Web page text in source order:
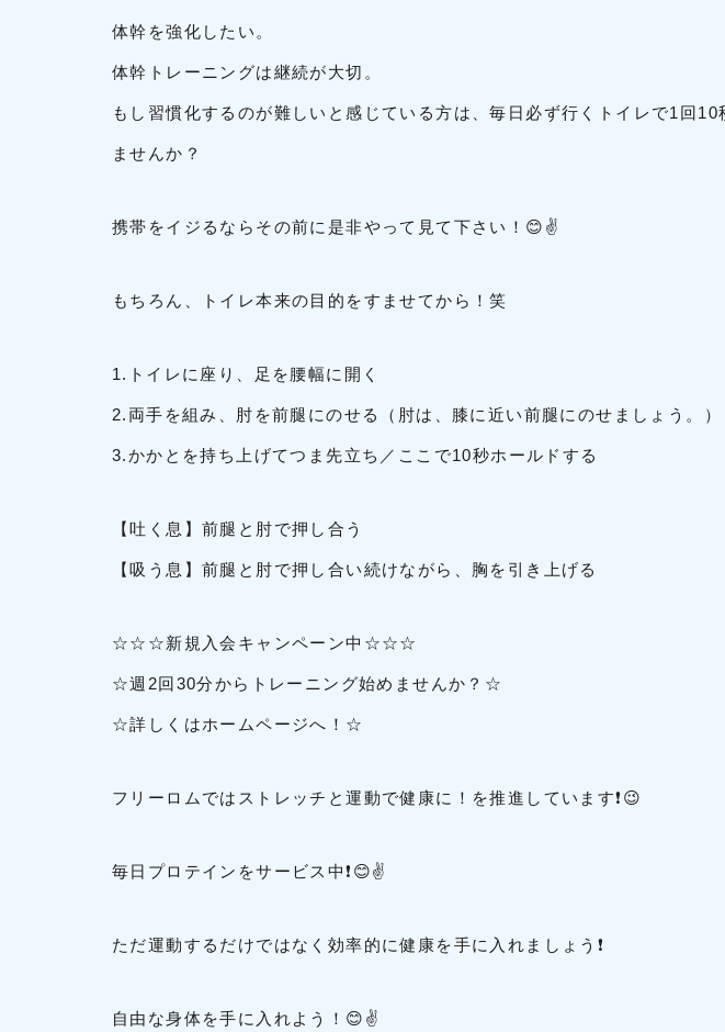
体幹を強化したい。
体幹トレーニングは継続が大切。
もし習慣化するのが難しいと感じている方は、毎日必ず行くトイレで1回
ませんか？
携帯をイジるならその前に是非やって見て下さい！😊✌
もちろん、トイレ本来の目的をすませてから！笑
1.トイレに座り、足を腰幅に開く
2.両手を組み、肘を前腿にのせる（肘は、膝に近い前腿にのせましょう。）
3.かかとを持ち上げてつま先立ち／ここで10秒ホールドする
【吐く息】前腿と肘で押し合う
【吸う息】前腿と肘で押し合い続けながら、胸を引き上げる
☆☆☆新規入会キャンペーン中☆☆☆
☆週2回30分からトレーニング始めませんか？☆
☆詳しくはホームページへ！☆
フリーロムではストレッチと運動で健康に！を推進しています❗😉
毎日プロテインをサービス中❗😊✌
ただ運動するだけではなく効率的に健康を手に入れましょう❗
自由な身体を手に入れよう！😊✌